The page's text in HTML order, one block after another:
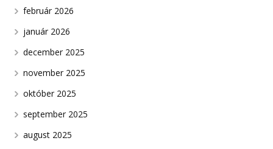
február 2026
január 2026
december 2025
november 2025
október 2025
september 2025
august 2025